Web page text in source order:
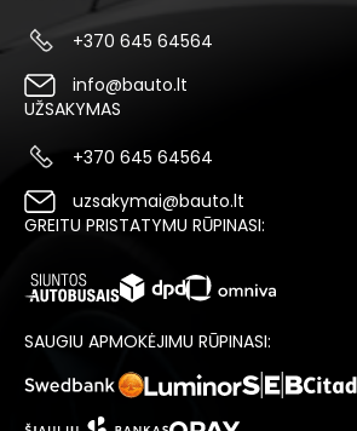
+370 645 64564
info@bauto.lt
UŽSAKYMAS
+370 645 64564
uzsakymai@bauto.lt
GREITU PRISTATYMU RŪPINASI:
SAUGIU APMOKĖJIMU RŪPINASI: